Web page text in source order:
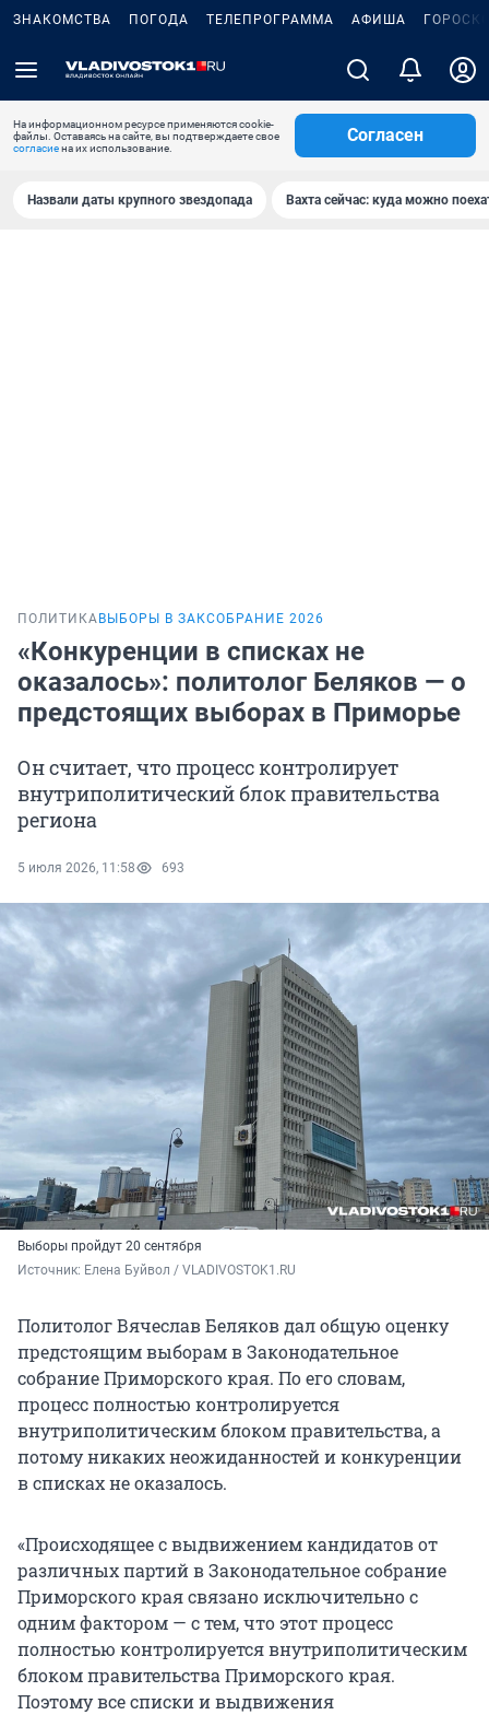
ЗНАКОМСТВА ПОГОДА ТЕЛЕПРОГРАММА АФИША
На информационном ресурсе применяются cookie-
файлы. Оставаясь на сайте, вы подтверждаете свое
согласиена их использование.
Согласен
Назвали даты крупного звездопада Вахта сейчас: куда можно
ПОЛИТИКА ВЫБОРЫ В ЗАКСОБРАНИЕ 2026
«Конкуренции в списках не
оказалось»: политолог Беляков — о
предстоящих выборах в Приморье
Он считает, что процесс контролирует
внутриполитический блок правительства
региона
5 июля 2026, 11:58 693
Выборы пройдут 20 сентября
Источник: Елена Буйвол / VLADIVOSTOK1.RU
Политолог Вячеслав Беляков дал общую оценку
предстоящим выборам в Законодательное
собрание Приморского края. По его словам,
процесс полностью контролируется
внутриполитическим блоком правительства, а
потому никаких неожиданностей и конкуренции
в списках не оказалось.
«Происходящее с выдвижением кандидатов от
различных партий в Законодательное собрание
Приморского края связано исключительно с
одним фактором — с тем, что этот процесс
полностью контролируется внутриполитическим
блоком правительства Приморского края.
Поэтому все списки и выдвижения